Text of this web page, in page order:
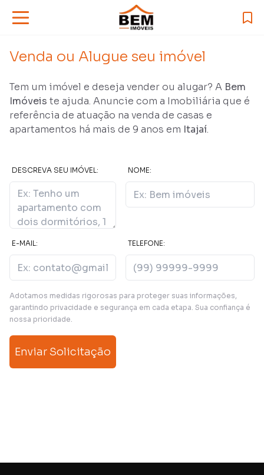
Venda ou Alugue seu imóvel
Tem um imóvel e deseja vender ou alugar? A Bem
Imóveis te ajuda. Anuncie com a Imobiliária que é
referência de atuação na venda de casas e
apartamentos há mais de 9 anos em Itajaí.
DESCREVA SEU IMÓVEL: NOME:
E-MAIL: TELEFONE:
Adotamos medidas rigorosas para proteger suas informações,
garantindo privacidade e segurança em cada etapa. Sua confiança é
nossa prioridade.
Enviar Solicitação